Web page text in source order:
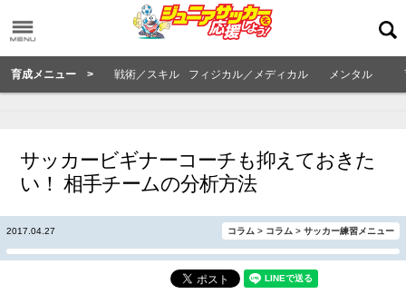
育成メニュー > 戦術／スキル フィジカル／メディカル メンタル
サッカービギナーコーチも抑えておきた
い！ 相手チームの分析方法
2017.04.27 コラム > コラム > サッカー練習メニュー